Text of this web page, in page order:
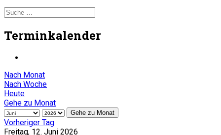
Terminkalender
Nach Monat
Nach Woche
Heute
Gehe zu Monat
Gehe zu Monat
Vorheriger Tag
Freitag, 12. Juni 2026